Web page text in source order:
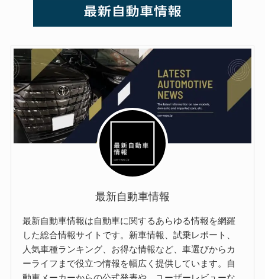
最新自動車情報
最新自動車情報は自動車に関するあらゆる情報を網羅
した総合情報サイトです。新車情報、試乗レポート、
人気車種ランキング、お得な情報など、車選びからカ
ーライフまで役立つ情報を幅広く提供しています。自